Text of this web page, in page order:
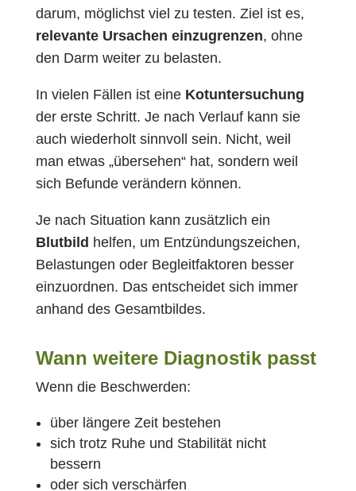
darum, möglichst viel zu testen. Ziel ist es,
relevante Ursachen einzugrenzen, ohne
den Darm weiter zu belasten.
In vielen Fällen ist eine Kotuntersuchung
der erste Schritt. Je nach Verlauf kann sie
auch wiederholt sinnvoll sein. Nicht, weil
man etwas „übersehen“ hat, sondern weil
sich Befunde verändern können.
Je nach Situation kann zusätzlich ein
Blutbild helfen, um Entzündungszeichen,
Belastungen oder Begleitfaktoren besser
einzuordnen. Das entscheidet sich immer
anhand des Gesamtbildes.
Wann weitere Diagnostik passt
Wenn die Beschwerden:
über längere Zeit bestehen
sich trotz Ruhe und Stabilität nicht
bessern
oder sich verschärfen